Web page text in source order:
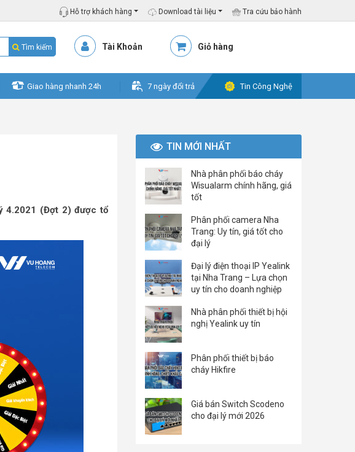
Hỗ trợ khách hàng Download tài liệu Tra cứu bảo hành
Tìm kiếm Tài Khoản Giỏ hàng
Giao hàng nhanh 24h 7 ngày đổi trả Tin Công Nghệ
4.2021 (Đợt 2) được tổ
TIN MỚI NHẤT
Nhà phân phối báo cháy
Wisualarm chính hãng, giá
tốt
Phân phối camera Nha
Trang: Uy tín, giá tốt cho
đại lý
Đại lý điện thoại IP Yealink
tại Nha Trang – Lựa chọn
uy tín cho doanh nghiệp
Nhà phân phối thiết bị hội
nghị Yealink uy tín
Phân phối thiết bị báo
cháy Hikfire
Giá bán Switch Scodeno
cho đại lý mới 2026